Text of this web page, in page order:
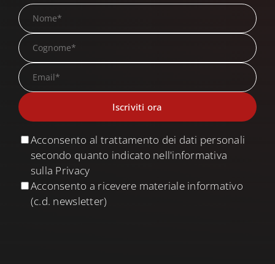
Acconsento al trattamento dei dati personali
secondo quanto indicato nell'informativa
sulla Privacy
Acconsento a ricevere materiale informativo
(c.d. newsletter)